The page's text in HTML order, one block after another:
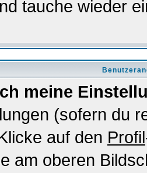
tauche wieder
meine
(sofern du
auf den Profil
am oberen